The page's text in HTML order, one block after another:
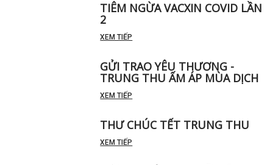
TIÊM NGỪA VACXIN COVID LẦN
2
XEM TIẾP
GỬI TRAO YÊU THƯƠNG -
TRUNG THU ẤM ÁP MÙA DỊCH
XEM TIẾP
THƯ CHÚC TẾT TRUNG THU
XEM TIẾP